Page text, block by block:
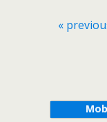
«